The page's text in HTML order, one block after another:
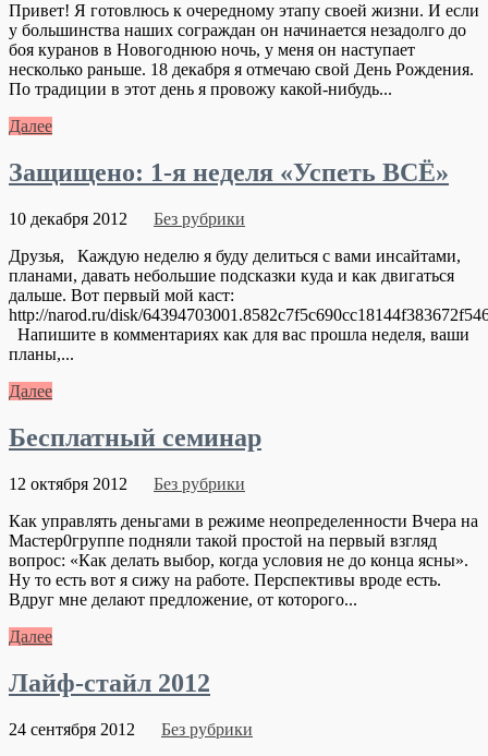
Привет! Я готовлюсь к очередному этапу своей жизни. И если
у большинства наших сограждан он начинается незадолго до
боя куранов в Новогоднюю ночь, у меня он наступает
несколько раньше. 18 декабря я отмечаю свой День Рождения.
По традиции в этот день я провожу какой-нибудь...
Далее
Защищено: 1-я неделя «Успеть ВСЁ»
10 декабря 2012
Без рубрики
Друзья, Каждую неделю я буду делиться с вами инсайтами,
планами, давать небольшие подсказки куда и как двигаться
дальше. Вот первый мой каст:
http://narod.ru/disk/
Напишите в комментариях как для вас прошла неделя, ваши
планы,...
Далее
Бесплатный семинар
12 октября 2012
Без рубрики
Как управлять деньгами в режиме неопределенности Вчера на
Мастер0группе подняли такой простой на первый взгляд
вопрос: «Как делать выбор, когда условия не до конца ясны».
Ну то есть вот я сижу на работе. Перспективы вроде есть.
Вдруг мне делают предложение, от которого...
Далее
Лайф-стайл 2012
24 сентября 2012
Без рубрики